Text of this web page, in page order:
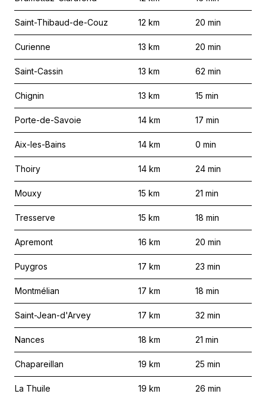
Saint-Thibaud-de-Couz 12 km 20 min
Curienne 13 km 20 min
Saint-Cassin 13 km 62 min
Chignin 13 km 15 min
Porte-de-Savoie 14 km 17 min
Aix-les-Bains 14 km 0 min
Thoiry 14 km 24 min
Mouxy 15 km 21 min
Tresserve 15 km 18 min
Apremont 16 km 20 min
Puygros 17 km 23 min
Montmélian 17 km 18 min
Saint-Jean-d'Arvey 17 km 32 min
Nances 18 km 21 min
Chapareillan 19 km 25 min
La Thuile 19 km 26 min